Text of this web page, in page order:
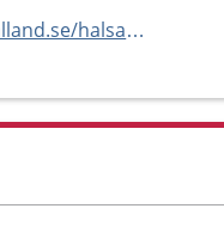
https://www.regionhalland.se/halsa-och-vard/vardcentralen-halland/